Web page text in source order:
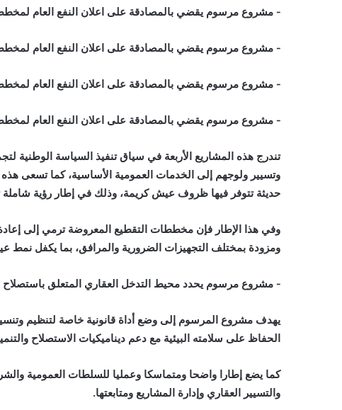
‐ مشروع مرسوم يقضي بالمصادقة على اعلان النفع العام
‐ مشروع مرسوم يقضي بالمصادقة على اعلان النفع العام
‐ مشروع مرسوم يقضي بالمصادقة على اعلان النفع العام لمخطط
‐ مشروع مرسوم يقضي بالمصادقة على اعلان النفع العام
تندرج هذه المشاريع الأربعة في سياق تنفيذ السياسة الوطنية
وتسيير ولوجهم إلى الخدمات العمومية الأساسية، كما تسعى
حديثة تتوفر فيها ظروف عيش كريمة، وذلك في إطار رؤية
ومزودة بمختلف التجهيزات الضرورية والمرافق، بما يكفل
‐ مشروع مرسوم يحدد محيط التدخل العقاري المتعلق
يهدف مشروع المرسوم إلى وضع أداة قانونية خاصة لتنظيم
الحفاظ على سلامته البيئية مع دعم ديناميكيات الاستصلاح
كما يضع إطارا واضحا ومتماسكا وعمليا للسلطات العمومية
والتسيير العقاري وإدارة المشاريع ومتابعتها.